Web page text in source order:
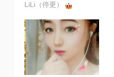
LiLi（停更）